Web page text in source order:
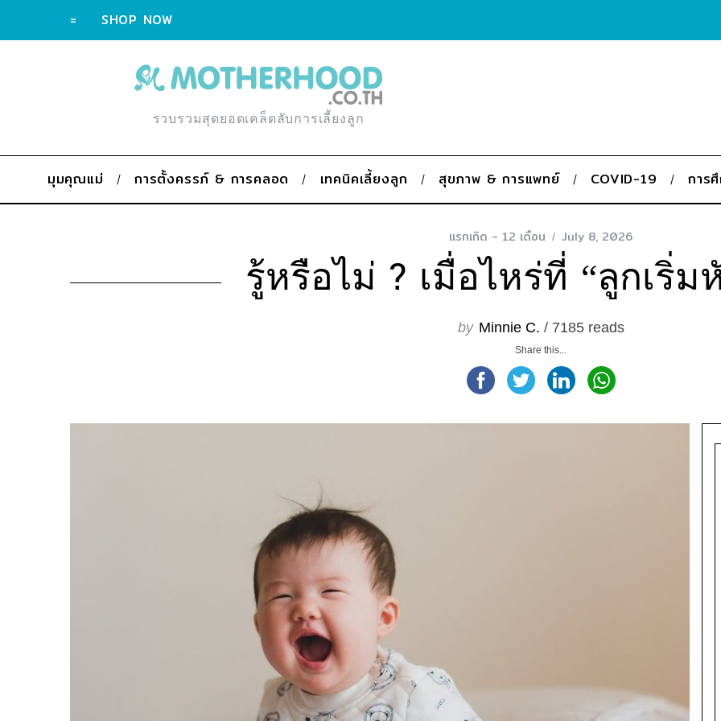
= SHOP NOW
รวบรวมสุดยอดเคล็ดลับการเลี้ยงลูก
มุมคุณแม่ การตั้งครรภ์ & การคลอด เทคนิคเลี้ยงลูก สุขภาพ & การแพทย์ COVID-19 การ
แรกเกิด - 12 เดือน July 8, 2026
รู้หรือไม่ ? เมื่อไหร่ที่ “ลูกเริ่ม
by Minnie C. / 7185 reads
Share this...